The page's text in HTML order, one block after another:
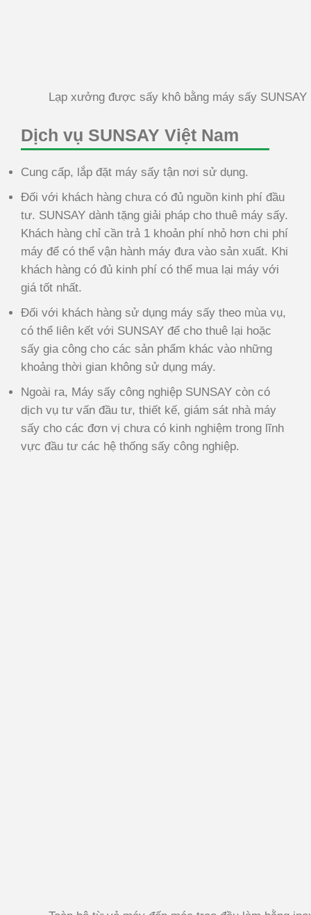
Lạp xưởng được sấy khô bằng máy sấy SUNSAY
Dịch vụ SUNSAY Việt Nam
Cung cấp, lắp đặt máy sấy tận nơi sử dụng.
Đối với khách hàng chưa có đủ nguồn kinh phí đầu
tư. SUNSAY dành tặng giải pháp cho thuê máy sấy.
Khách hàng chỉ cần trả 1 khoản phí nhỏ hơn chi phí
máy để có thể vận hành máy đưa vào sản xuất. Khi
khách hàng có đủ kinh phí có thể mua lại máy với
giá tốt nhất.
Đối với khách hàng sử dụng máy sấy theo mùa vụ,
có thể liên kết với SUNSAY để cho thuê lại hoặc
sấy gia công cho các sản phẩm khác vào những
khoảng thời gian không sử dụng máy.
Ngoài ra, Máy sấy công nghiệp SUNSAY còn có
dịch vụ tư vấn đầu tư, thiết kế, giám sát nhà máy
sấy cho các đơn vị chưa có kinh nghiệm trong lĩnh
vực đầu tư các hệ thống sấy công nghiệp.